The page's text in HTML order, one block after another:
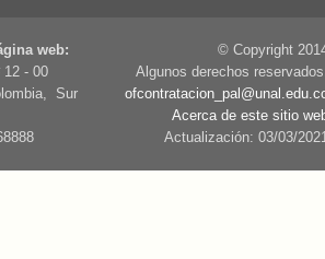
web:
12 - 00
Sur
© Copyright
Algunos derechos reservados.
Acerca de este sitio
Actualización: 03/03/2021